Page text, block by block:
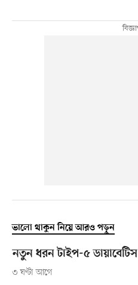
ভালো থাকুন নিয়ে আরও পড়ুন
নতুন ধরন টাইপ-৫ ডায়াবেটিস
৩ ঘণ্টা আগে